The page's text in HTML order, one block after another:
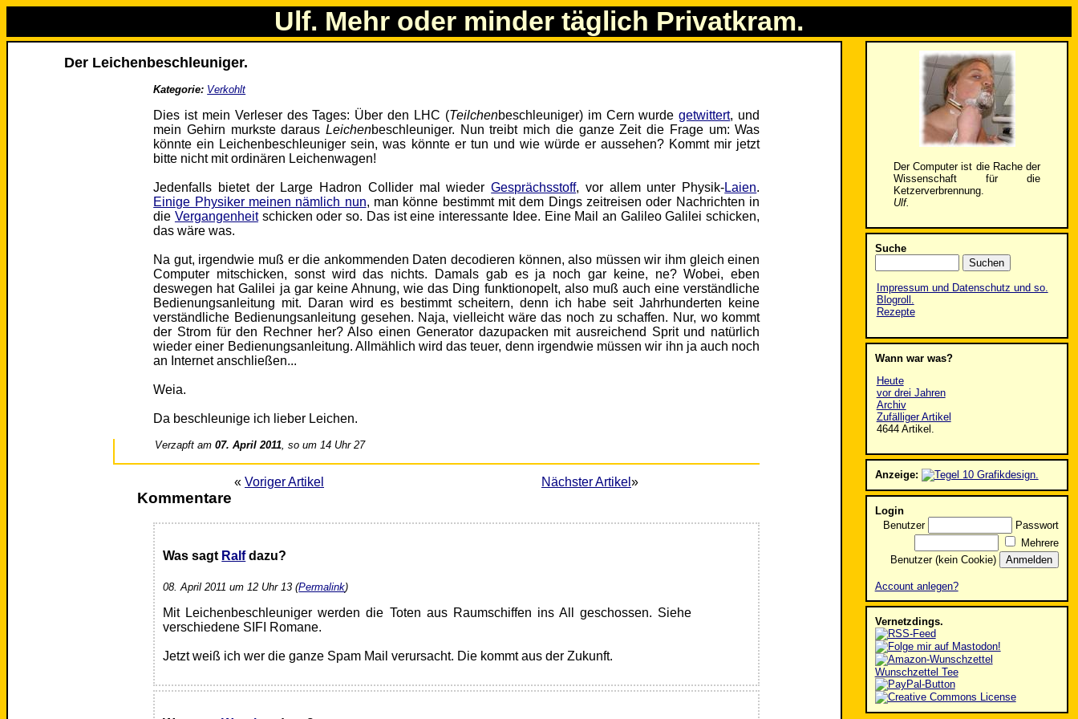
Ulf. Mehr oder minder täglich Privatkram.
Der Leichenbeschleuniger.
Kategorie: Verkohlt
Dies ist mein Verleser des Tages: Über den LHC (Teilchenbeschleuniger) im Cern wurdegetwittert, und
mein Gehirn murkste darausLeichenbeschleuniger. Nun treibt mich die ganze Zeit die Frage um: Was
könnte ein Leichenbeschleuniger sein, was könnte er tun und wie würde er aussehen? Kommt mir jetzt
bitte nicht mit ordinären Leichenwagen!
Jedenfalls bietet der Large Hadron Collider mal wiederGesprächsstoff, vor allem unter Physik-Laien.
Einige Physiker meinen nämlich nun, man könne bestimmt mit dem Dings zeitreisen oder Nachrichten in
die Vergangenheitschicken oder so. Das ist eine interessante Idee. Eine Mail an Galileo Galilei schicken,
das wäre was.
Na gut, irgendwie muß er die ankommenden Daten decodieren können, also müssen wir ihm gleich einen
Computer mitschicken, sonst wird das nichts. Damals gab es ja noch gar keine, ne? Wobei, eben
deswegen hat Galilei ja gar keine Ahnung, wie das Ding funktionopelt, also muß auch eine verständliche
Bedienungsanleitung mit. Daran wird es bestimmt scheitern, denn ich habe seit Jahrhunderten keine
verständliche Bedienungsanleitung gesehen. Naja, vielleicht wäre das noch zu schaffen. Nur, wo kommt
der Strom für den Rechner her? Also einen Generator dazupacken mit ausreichend Sprit und natürlich
wieder einer Bedienungsanleitung. Allmählich wird das teuer, denn irgendwie müssen wir ihn ja auch noch
an Internet anschließen...
Weia.
Da beschleunige ich lieber Leichen.
Verzapft am07. April 2011, so um 14 Uhr 27
« Voriger Artikel Nächster Artikel »
Kommentare
Was sagt Ralfdazu?
08. April 2011 um 12 Uhr 13 (Permalink)
Mit Leichenbeschleuniger werden die Toten aus Raumschiffen ins All geschossen. Siehe
verschiedene SIFI Romane.
Jetzt weiß ich wer die ganze Spam Mail verursacht. Die kommt aus der Zukunft.
Der Computer ist die Rache der
Wissenschaft für die
Ketzerverbrennung.
Ulf.
Suche
Impressum und Datenschutz und so.
Blogroll.
Rezepte
Wann war was?
Heute
vor drei Jahren
Archiv
Zufälliger Artikel
4644 Artikel.
Anzeige:
Login
Benutzer
Passwort
Mehrere
Benutzer (kein Cookie)
Account anlegen?
Vernetzdings.
Wunschzettel Tee